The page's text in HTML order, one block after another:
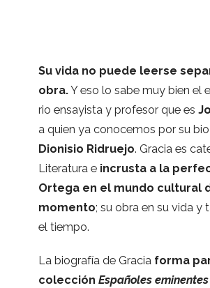
Su vida no puede leerse
obra.Y eso lo sabe muy bien el
rio ensa­yista y pro­fe­sor que es
a quien ya cono­ce­mos por su
Dio­ni­sio Ridruejo. Gra­cia es
Lite­ra­tura e incrusta a la
Ortega en el mundo cul­tu­ral
momento; su obra en su vida y
el tiempo.
La bio­gra­fía de Gra­cia forma
colec­ción Espa­ño­les emi­nen­tes